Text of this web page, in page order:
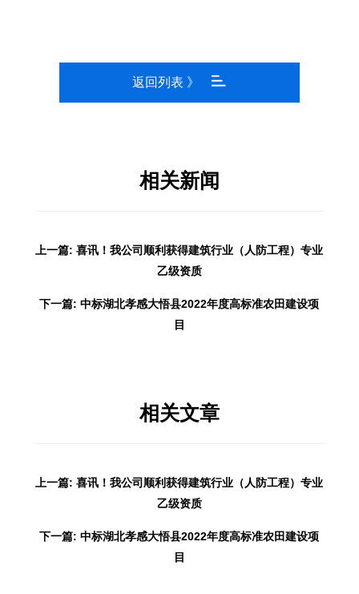
返回列表 》
相关新闻
上一篇: 喜讯！我公司顺利获得建筑行业（人防工程）专业
乙级资质
下一篇: 中标湖北孝感大悟县2022年度高标准农田建设项
目
相关文章
上一篇: 喜讯！我公司顺利获得建筑行业（人防工程）专业
乙级资质
下一篇: 中标湖北孝感大悟县2022年度高标准农田建设项
目